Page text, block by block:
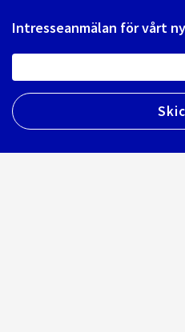
Intresseanmälan för vårt